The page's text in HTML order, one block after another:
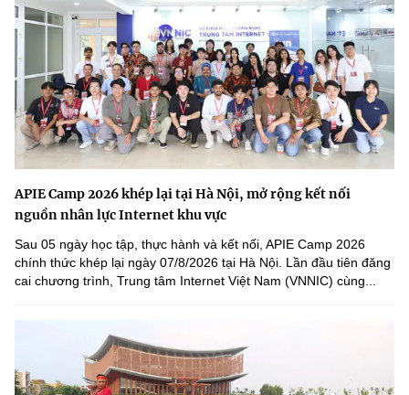
APIE Camp 2026 khép lại tại Hà Nội, mở rộng kết nối
nguồn nhân lực Internet khu vực
Sau 05 ngày học tập, thực hành và kết nối, APIE Camp 2026
chính thức khép lại ngày 07/8/2026 tại Hà Nội. Lần đầu tiên đăng
cai chương trình, Trung tâm Internet Việt Nam (VNNIC) cùng...